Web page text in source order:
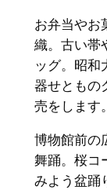
お弁当やお
織。古い帯
ッグ。昭和
器せともの
売をします。
博物館前の
舞踊。桜コ
みよう盆踊